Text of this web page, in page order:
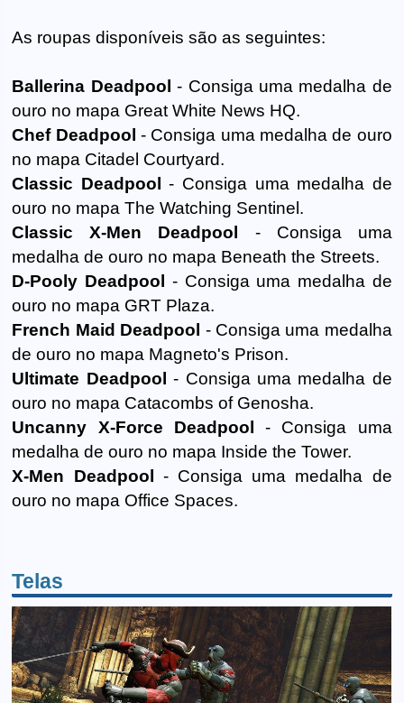
As roupas disponíveis são as seguintes:
Ballerina Deadpool - Consiga uma medalha de
ouro no mapa Great White News HQ.
Chef Deadpool - Consiga uma medalha de ouro
no mapa Citadel Courtyard.
Classic Deadpool
- Consiga uma medalha de
ouro no mapa The Watching Sentinel.
Classic X-Men Deadpool
- Consiga uma
medalha de ouro no mapa Beneath the Streets.
D-Pooly Deadpool
- Consiga uma medalha de
ouro no mapa GRT Plaza.
French Maid Deadpool - Consiga uma medalha
de ouro no mapa Magneto's Prison.
Ultimate Deadpool
- Consiga uma medalha de
ouro no mapa Catacombs of Genosha.
Uncanny X-Force Deadpool
- Consiga uma
medalha de ouro no mapa Inside the Tower.
X-Men Deadpool
- Consiga uma medalha de
ouro no mapa Office Spaces.
Telas